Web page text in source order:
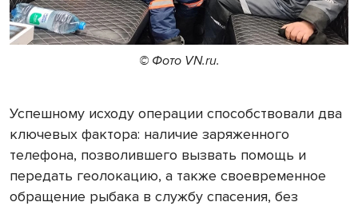
© Фото VN.ru.
Успешному исходу операции способствовали два
ключевых фактора: наличие заряженного
телефона, позволившего вызвать помощь и
передать геолокацию, а также своевременное
обращение рыбака в службу спасения, без